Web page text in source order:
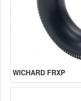
WICHARD FRXP